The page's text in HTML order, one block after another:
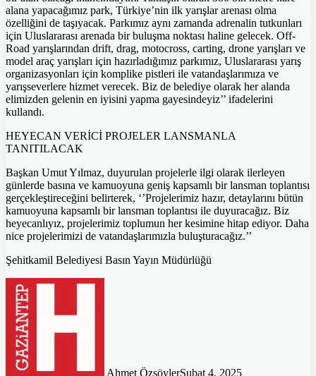
alana yapacağımız park, Türkiye’nin ilk yarışlar arenası olma
özelliğini de taşıyacak. Parkımız aynı zamanda adrenalin tutkunları
için Uluslararası arenada bir buluşma noktası haline gelecek. Off-
Road yarışlarından drift, drag, motocross, carting, drone yarışları ve
model araç yarışları için hazırladığımız parkımız, Uluslararası yarış
organizasyonları için komplike pistleri ile vatandaşlarımıza ve
yarışseverlere hizmet verecek. Biz de belediye olarak her alanda
elimizden gelenin en iyisini yapma gayesindeyiz’’ ifadelerini
kullandı.
HEYECAN VERİCİ PROJELER LANSMANLA
TANITILACAK
Başkan Umut Yılmaz, duyurulan projelerle ilgi olarak ilerleyen
günlerde basına ve kamuoyuna geniş kapsamlı bir lansman toplantısı
gerçekleştireceğini belirterek, ‘’Projelerimiz hazır, detaylarını bütün
kamuoyuna kapsamlı bir lansman toplantısı ile duyuracağız. Biz
heyecanlıyız, projelerimiz toplumun her kesimine hitap ediyor. Daha
nice projelerimizi de vatandaşlarımızla buluşturacağız.’’
Şehitkamil Belediyesi Basın Yayın Müdürlüğü
Ahmet ÖzsöylerŞubat 4, 2025